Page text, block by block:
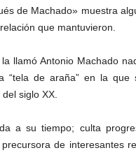
de Machado» muestra
que mantuvieron.
llamó Antonio Machado
de araña” en la que
siglo XX.
a su tiempo; culta
de interesantes